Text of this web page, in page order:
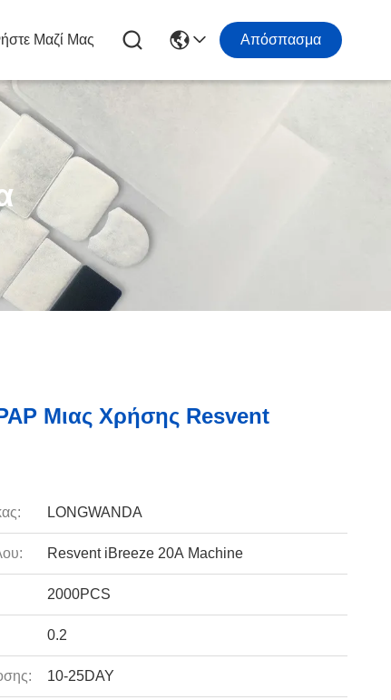
Μαζί Μας Απόσπασμα
Μιας Χρήσης Resvent
LONGWANDA
Resvent iBreeze 20A Machine
2000PCS
0.2
10-25DAY